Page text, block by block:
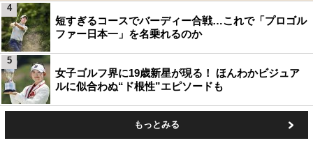
短すぎるコースでバーディー合戦…これで「プロゴル
ファー日本一」を名乗れるのか
4
女子ゴルフ界に19歳新星が現る！ ほんわかビジュア
ルに似合わぬ“ド根性”エピソードも
5
もっとみる